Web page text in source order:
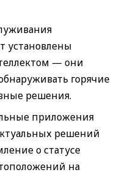
установлены
— они
горячие
решения.
приложения
решений
о статусе
на